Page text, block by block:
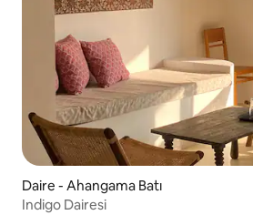
Daire - Ahangama Batı
Indigo Dairesi